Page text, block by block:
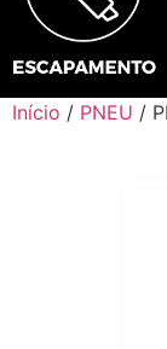
Início / PNEU /